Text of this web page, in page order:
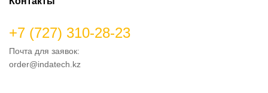
+7 (727) 310-28-23
Почта для заявок:
order@indatech.kz